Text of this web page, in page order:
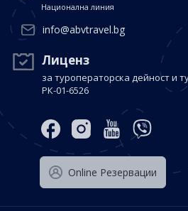
Национална линия
info@abvtravel.bg
Лиценз
за туроператорска дейност и
РК-01-6526
Оnline Резервации